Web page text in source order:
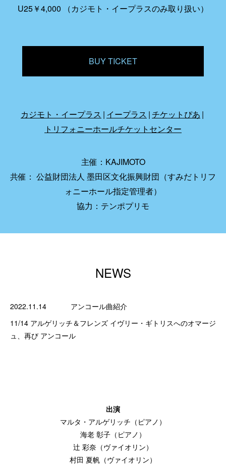
U25￥4,000 （カジモト・イープラスのみ取り扱い）
BUY TICKET
カジモト・イープラス イープラス チケットぴあ
トリフォニーホールチケットセンター
主催：KAJIMOTO
共催： 公益財団法人 墨田区文化振興財団（すみだトリフ
ォニーホール指定管理者）
協力：テンポプリモ
NEWS
2022.11.14
アンコール曲紹介
11/14 アルゲリッチ＆フレンズ イヴリー・ギトリスへのオマージ
ュ、再び アンコール
出演
マルタ・アルゲリッチ（ピアノ）
海老 彰子（ピアノ）
辻 彩奈（ヴァイオリン）
村田 夏帆（ヴァイオリン）